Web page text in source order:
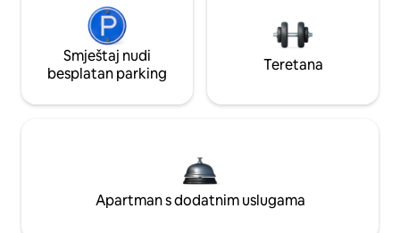
Smještaj nudi
besplatan parking
Teretana
Apartman s dodatnim uslugama